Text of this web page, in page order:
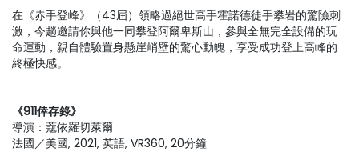
優惠計劃
前期節目
在《赤手登峰》（43屆）領略過絕世高手霍諾德徒手攀岩的驚險刺
激，今趟邀請你與他一同攀登阿爾卑斯山，參與全無完全設備的玩
命運動，親自體驗置身懸崖峭壁的驚心動魄，享受成功登上高峰的
終極快感。
《911倖存錄》
導演：蔻依羅切萊爾
法國／美國, 2021, 英語, VR360, 20分鐘